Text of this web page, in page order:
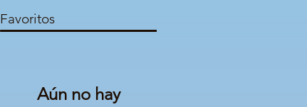
Favoritos
Aún no hay